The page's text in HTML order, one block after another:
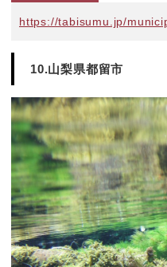
https://tabisumu.jp/
10.山梨県都留市